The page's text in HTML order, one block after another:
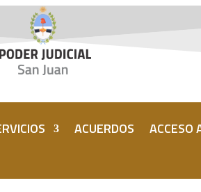
ACUERDOS ACCESO